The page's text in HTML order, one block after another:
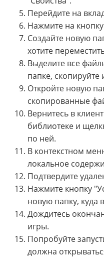
Перейдите на
Нажмите на
Создайте новую
хотите
Выделите все
папке, скопируйте
Откройте новую
скопированные
Вернитесь в
библиотеке и
по ней.
В контекстном
локальное
Подтвердите
Нажмите кнопку
новую папку, куда
Дождитесь
игры.
Попробуйте
должна